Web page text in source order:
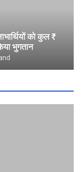
को कुल ₹
भुगतान